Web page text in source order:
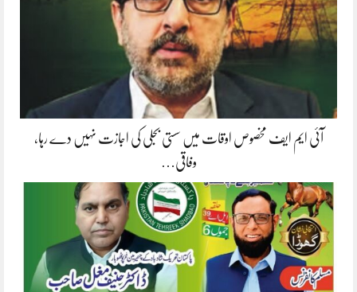
آئی ایم ایف مخصوص اوقات میں سستی بجلی کی اجازت نہیں دے رہا،
وفاقی…